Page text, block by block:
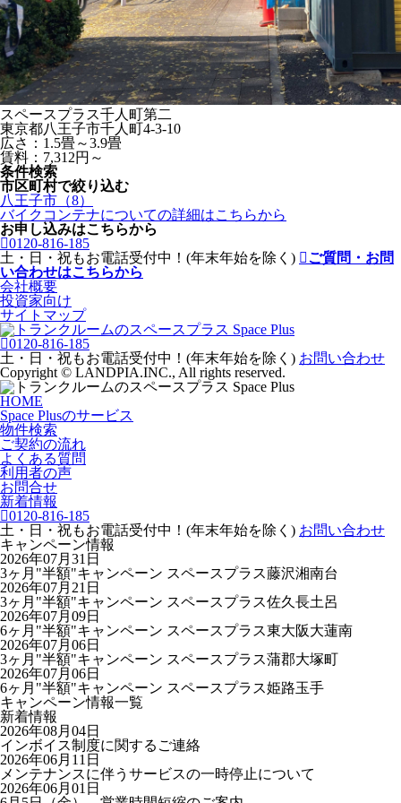
スペースプラス千人町第二
東京都八王子市千人町4-3-10
広さ：1.5畳～3.9畳
賃料：7,312円～
条件検索
市区町村で絞り込む
八王子市（8）
バイクコンテナについての詳細はこちらから
お申し込みはこちらから
0120-816-185
土・日・祝もお電話受付中！(年末年始を除く)
ご質問・お問
い合わせはこちらから
会社概要
投資家向け
サイトマップ
0120-816-185
土・日・祝もお電話受付中！(年末年始を除く) お問い合わせ
Copyright © LANDPIA.INC., All rights reserved.
HOME
Space Plusのサービス
物件検索
ご契約の流れ
よくある質問
利用者の声
お問合せ
新着情報
0120-816-185
土・日・祝もお電話受付中！(年末年始を除く) お問い合わせ
キャンペーン情報
2026年07月31日
3ヶ月"半額"キャンペーン スペースプラス藤沢湘南台
2026年07月21日
3ヶ月"半額"キャンペーン スペースプラス佐久長土呂
2026年07月09日
6ヶ月"半額"キャンペーン スペースプラス東大阪大蓮南
2026年07月06日
3ヶ月"半額"キャンペーン スペースプラス蒲郡大塚町
2026年07月06日
6ヶ月"半額"キャンペーン スペースプラス姫路玉手
キャンペーン情報一覧
新着情報
2026年08月04日
インボイス制度に関するご連絡
2026年06月11日
メンテナンスに伴うサービスの一時停止について
2026年06月01日